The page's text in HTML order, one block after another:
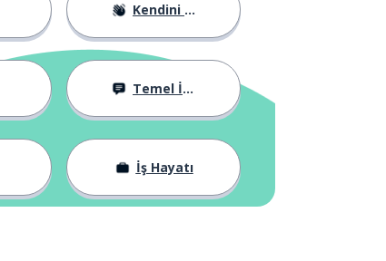
Kendini Tanıtma
Temel İfadeler
İş Hayatı